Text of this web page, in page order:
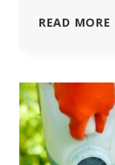
READ MORE